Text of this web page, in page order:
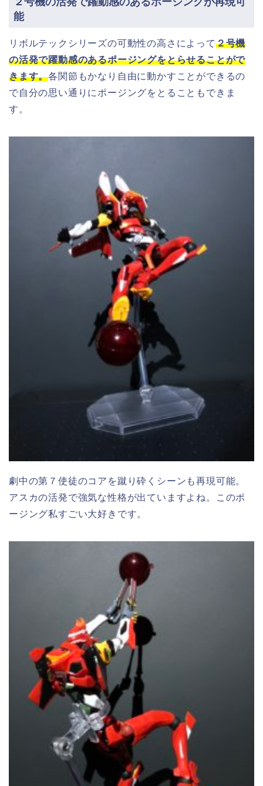
能
リボルテックシリーズの可動性の高さによって２号機
の活発で躍動感のあるポージングをとらせることがで
きます。各関節もかなり自由に動かすことができるの
で自分の思い通りにポージングをとることもできま
す。
劇中の第７使徒のコアを蹴り砕くシーンも再現可能。
アスカの活発で強気な性格が出ていますよね。このポ
ージング私すごい大好きです。